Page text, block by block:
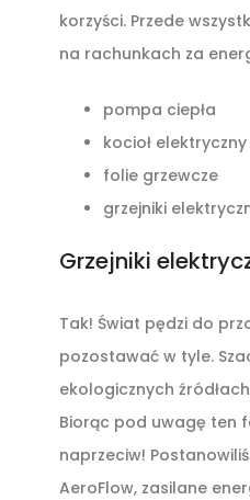
korzyści. Przede
na rachunkach za
pompa ciepła
kocioł elektryczny
folie grzewcze
grzejniki
Grzejniki
Tak! Świat pędzi do
pozostawać w tyle.
ekologicznych
Biorąc pod uwagę ten
naprzeciw!
AeroFlow, zasilane